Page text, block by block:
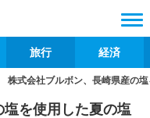
旅行 経済
株式会社ブルボン、長崎県産の
を使用した夏の塩